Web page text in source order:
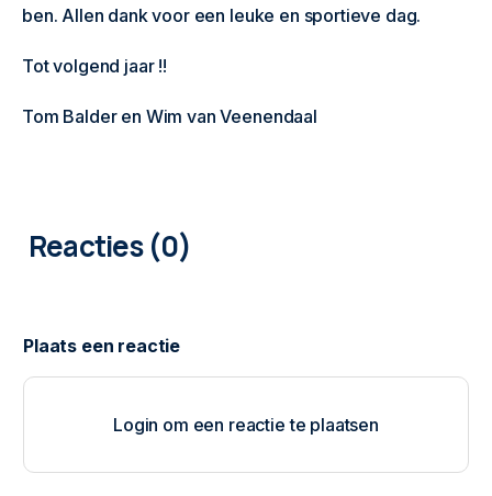
ben. Allen dank voor een leuke en sportieve dag.
Tot volgend jaar !!
Tom Balder en Wim van Veenendaal
Login om een reactie te plaatsen
0